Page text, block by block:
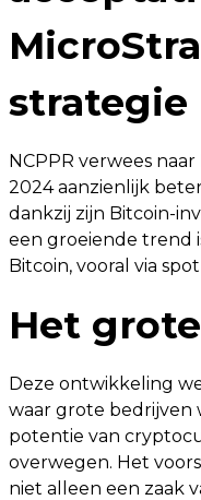
strategie
NCPPR verwees
2024 aanzienlijk
dankzij zijn Bitcoin-
een groeiende trend
Bitcoin, vooral via
Het
Deze ontwikkeling
waar grote bedrijven
potentie van
overwegen. Het
niet alleen een zaak